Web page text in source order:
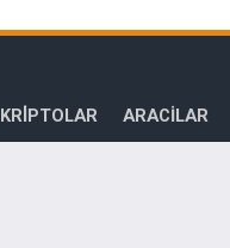
KRİPTOLAR ARACILAR